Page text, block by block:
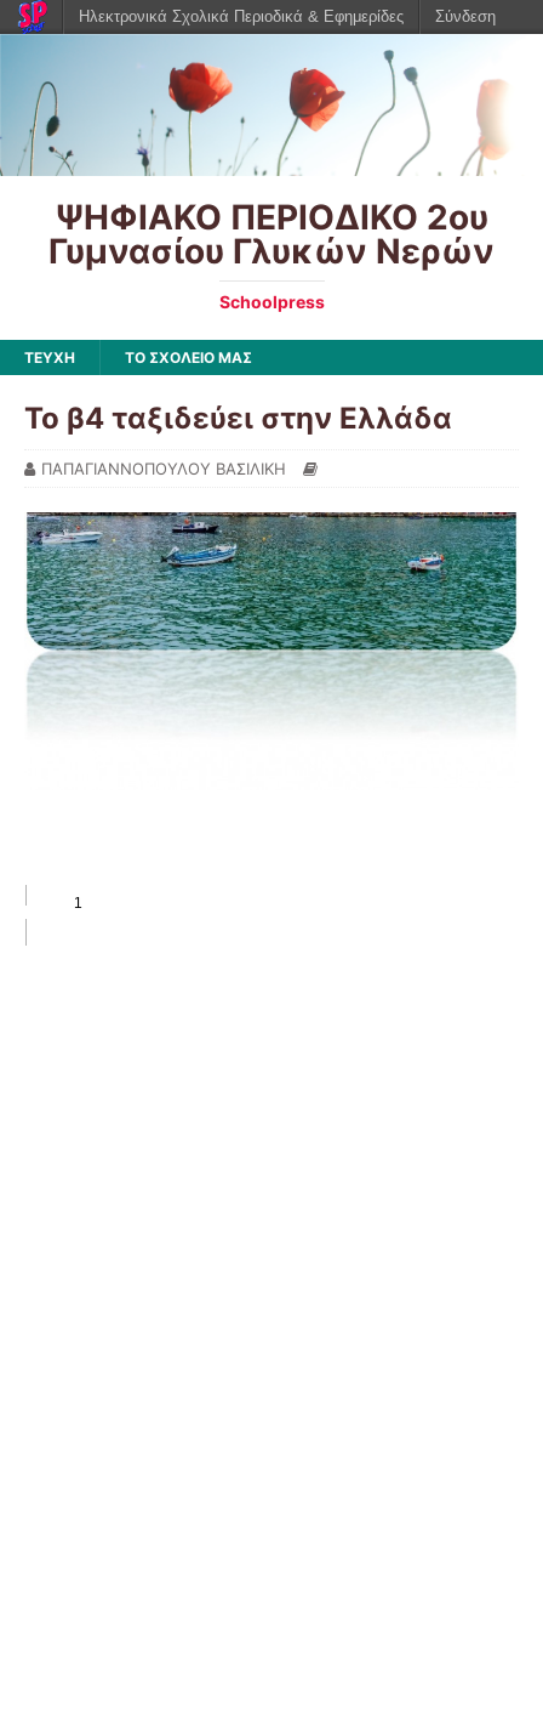
ΨΗΦΙΑΚΟ ΠΕΡΙΟΔΙΚΟ 2ου
Γυμνασίου Γλυκών Νερών
Schoolpress
ΤΕΥΧΗ ΤΟ ΣΧΟΛΕΙΟ ΜΑΣ
Το β4 ταξιδεύει στην Ελλάδα
ΠΑΠΑΓΙΑΝΝΟΠΟΥΛΟΥ ΒΑΣΙΛΙΚΗ
Ηλεκτρονικά Σχολικά Περιοδικά & Εφημερίδες Σύνδεση